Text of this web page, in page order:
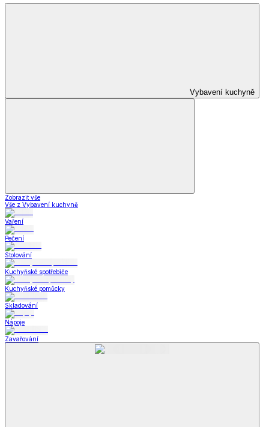
Vybavení kuchyně
Zobrazit vše
Vše z Vybavení kuchyně
Vaření
Pečení
Stolování
Kuchyňské spotřebiče
Kuchyňské pomůcky
Skladování
Nápoje
Zavařování